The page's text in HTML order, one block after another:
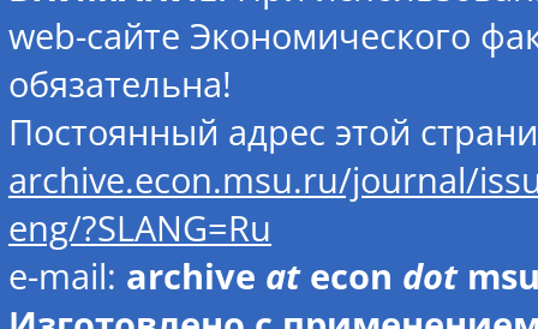
web-сайте Экономического
обязательна!
Постоянный адрес этой
archive.econ.msu.ru/journal/
eng/?SLANG=Ru
e-mail: archive atecon dot